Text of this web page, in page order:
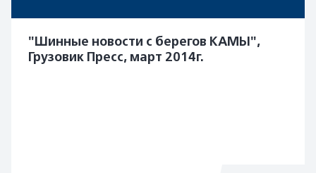
"Шинные новости с берегов КАМЫ",
Грузовик Пресс, март 2014г.